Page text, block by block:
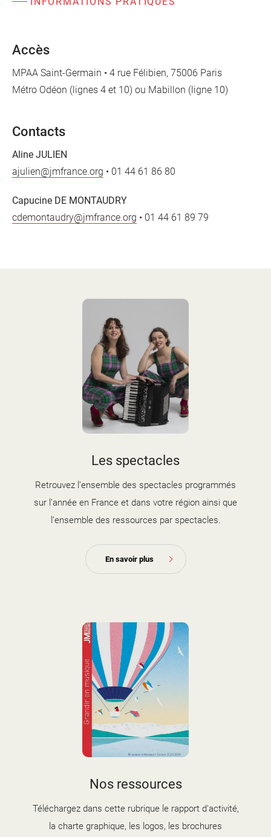
Accès
MPAA Saint-Germain • 4 rue Félibien, 75006 Paris
Métro Odéon (lignes 4 et 10) ou Mabillon (ligne 10)
Contacts
Aline JULIEN
ajulien@jmfrance.org • 01 44 61 86 80
Capucine DE MONTAUDRY
cdemontaudry@jmfrance.org • 01 44 61 89 79
Les spectacles
Retrouvez l’ensemble des spectacles programmés
sur l’année en France et dans votre région ainsi que
l’ensemble des ressources par spectacles.
En savoir plus
2025-2026.jpg
Nos ressources
Téléchargez dans cette rubrique le rapport d'activité,
la charte graphique, les logos, les brochures